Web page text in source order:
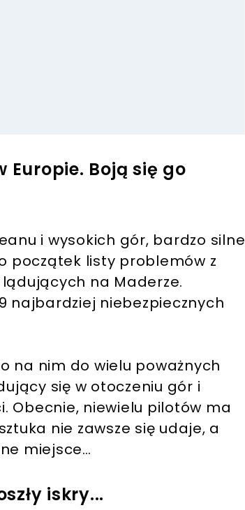
Boją się go
i wysokich gór, bardzo silne
początek listy problemów z
na Maderze.
najbardziej niebezpiecznych
na nim do wielu poważnych
się w otoczeniu gór i
Obecnie, niewielu pilotów ma
nie zawsze się udaje, a
miejsce…
iskry...